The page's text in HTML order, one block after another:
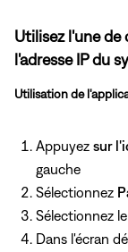
Utilisez l'une
l'adresse IP du
Utilisation de
Appuyez sur
gauche
Sélectionnez
Sélectionnez
Dans l'écran